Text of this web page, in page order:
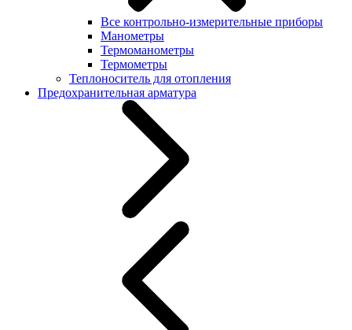
Все контрольно-измерительные приборы
Манометры
Термоманометры
Термометры
Теплоноситель для отопления
Предохранительная арматура